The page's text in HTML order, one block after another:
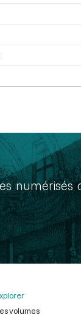
numérisés
volumes